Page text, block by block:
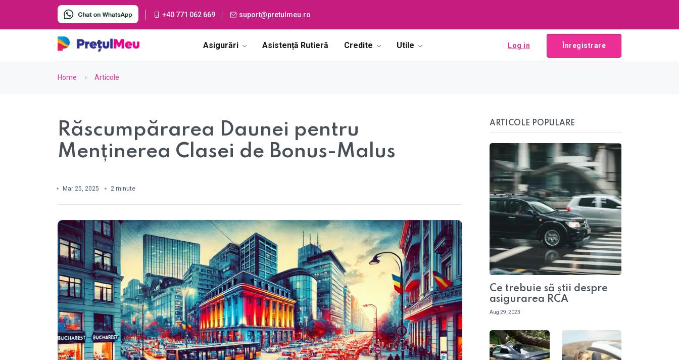
+40 771 062 669 suport@pretulmeu.ro
Asigurări Asistență Rutieră Credite Utile Log in Înregistrare
Home Articole
Răscumpărarea Daunei pentru
Menținerea Clasei de Bonus-Malus
Mar 25, 2025 2 minute
ARTICOLE POPULARE
Ce trebuie să știi despre
asigurarea RCA
Aug 29, 2023